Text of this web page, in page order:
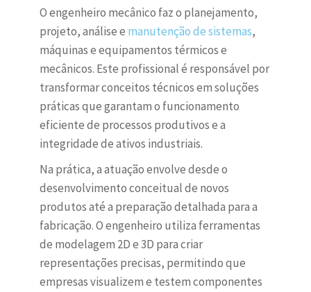
O engenheiro mecânico faz o planejamento,
projeto, análise e manutenção de sistemas,
máquinas e equipamentos térmicos e
mecânicos. Este profissional é responsável por
transformar conceitos técnicos em soluções
práticas que garantam o funcionamento
eficiente de processos produtivos e a
integridade de ativos industriais.
Na prática, a atuação envolve desde o
desenvolvimento conceitual de novos
produtos até a preparação detalhada para a
fabricação. O engenheiro utiliza ferramentas
de modelagem 2D e 3D para criar
representações precisas, permitindo que
empresas visualizem e testem componentes